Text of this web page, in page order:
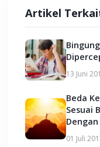
Artikel
13 Juni
Beda
Sesuai
01 Juli